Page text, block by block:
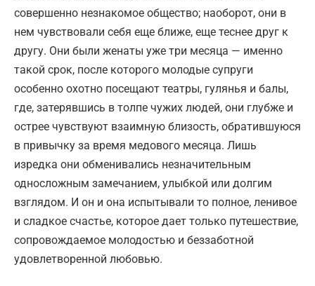
совершенно незнакомое общество; наоборот, они в
нем чувствовали себя еще ближе, еще теснее друг к
другу. Они были женаты уже три месяца — именно
такой срок, после которого молодые супруги
особенно охотно посещают театры, гулянья и балы,
где, затерявшись в толпе чужих людей, они глубже и
острее чувствуют взаимную близость, обратившуюся
в привычку за время медового месяца. Лишь
изредка они обменивались незначительным
односложным замечанием, улыбкой или долгим
взглядом. И он и она испытывали то полное, ленивое
и сладкое счастье, которое дает только путешествие,
сопровождаемое молодостью и беззаботной
удовлетворенной любовью.